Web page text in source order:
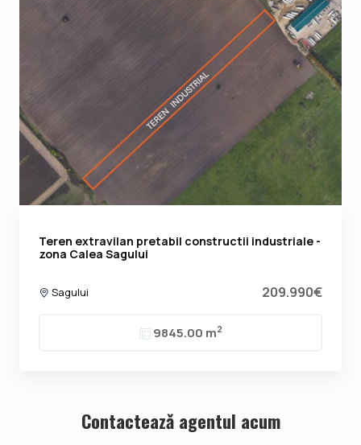
Teren extravilan pretabil constructii industriale -
zona Calea Sagului
Sagului 209.990€
9845.00 m2
Contacteazǎ agentul acum